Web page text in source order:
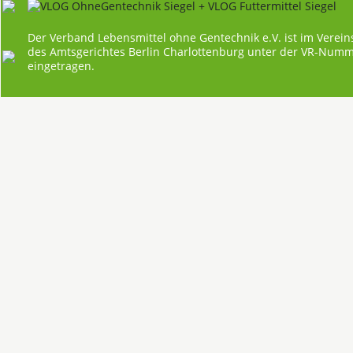
Der Verband Lebensmittel ohne Gentechnik e.V. ist im
des Amtsgerichtes Berlin Charlottenburg unter der VR-
eingetragen.